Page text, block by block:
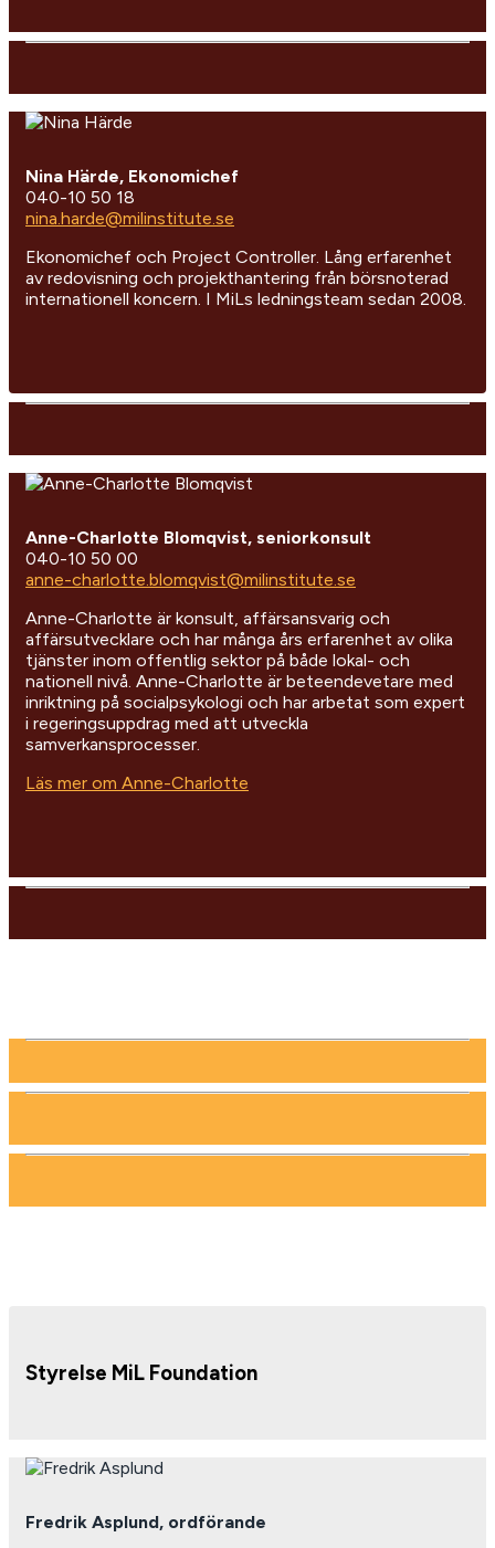
Nina Härde, Ekonomichef
040-10 50 18
nina.harde@milinstitute.se
Ekonomichef och Project Controller. Lång erfarenhet
av redovisning och projekthantering från börsnoterad
internationell koncern. I MiLs ledningsteam sedan 2008.
Anne-Charlotte Blomqvist, seniorkonsult
040-10 50 00
anne-charlotte.blomqvist@milinstitute.se
Anne-Charlotte är konsult, affärsansvarig och
affärsutvecklare och har många års erfarenhet av olika
tjänster inom offentlig sektor på både lokal- och
nationell nivå. Anne-Charlotte är beteendevetare med
inriktning på socialpsykologi och har arbetat som expert
i regeringsuppdrag med att utveckla
samverkansprocesser.
Läs mer om Anne-Charlotte
Styrelse MiL Foundation
Fredrik Asplund, ordförande